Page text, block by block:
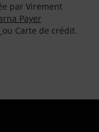
par Virement
Payer
ou Carte de crédit.